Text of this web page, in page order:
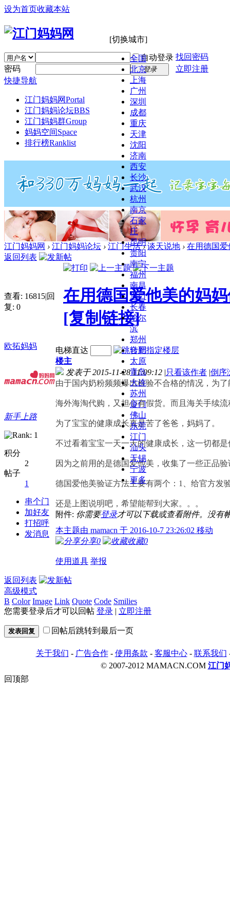
设为首页收藏本站
[切换城市]
全国
北京
上海
广州
深圳
成都
重庆
天津
沈阳
济南
西安
长沙
武汉
杭州
南京
石家
庄
昆明
贵阳
南宁
福州
南昌
海口
长春
哈尔
滨
郑州
合肥
太原
青岛
大连
苏州
厦门
佛山
东莞
江门
汕头
无锡
宁波
更多
自动登录 找回密码
密码
登录
立即注册
快捷导航
江门妈妈网Portal
江门妈妈论坛BBS
江门妈妈群Group
妈妈空间Space
排行榜Ranklist
江门妈妈网 › 江门妈妈论坛 › 江门生活 › 谈天说地 › 在用德国
返回列表
查看: 16815|回
复: 0
在用德国爱他美的妈
[复制链接]
欧拓妈妈
新手上路
积分
2
帖子
1
串个门
加好友
打招呼
发消息
电梯直达
楼主
发表于 2015-11-28 11:09:12 |只看该作者 |倒序
由于国内奶粉频频爆出检验不合格的情况，为
海外海淘代购，又担心有假货。而且海关手续
为了宝宝的健康成长真是苦了爸爸，妈妈了。
不过看着宝宝一天一天的健康成长，这一切都是
因为之前用的是德国爱他美，收集了一些正品
德国爱他美验证方法主要有两个：1、给官方发
还是上图说明吧，希望能帮到大家。。。
附件: 你需要登录才可以下载或查看附件。没有
本主题由 mamacn 于 2016-10-7 23:26:02 移动
分享0 收藏0
使用道具 举报
返回列表
高级模式
B Color Image Link Quote Code Smilies
您需要登录后才可以回帖 登录 | 立即注册
发表回复 回帖后跳转到最后一页
关于我们 - 广告合作- 使用条款 - 客服中心- 联系我们
© 2007-2012 MAMACN.COM 江门
回顶部